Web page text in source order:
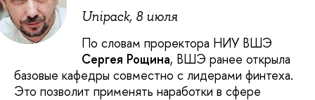
Unipack, 8 июля
По словам проректора НИУ ВШЭ
Сергея Рощина, ВШЭ ранее открыла
базовые кафедры совместно с лидерами финтеха.
Это позволит применять наработки в сфере